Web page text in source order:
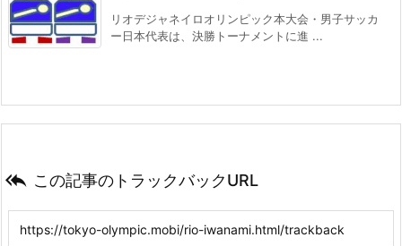
リオデジャネイロオリンピック本大会・男子サッカ
ー日本代表は、決勝トーナメントに進 ...
 この記事のトラックバックURL